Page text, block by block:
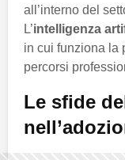
all’interno del
L’intelligenza
in cui funziona la
percorsi
Le sfide